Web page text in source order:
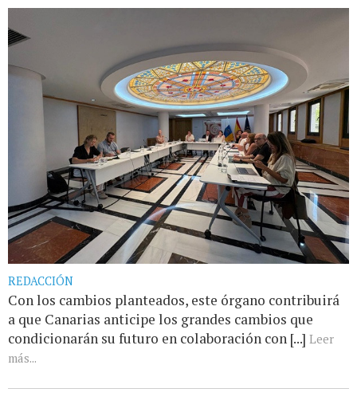
REDACCIÓN
Con los cambios planteados, este órgano contribuirá
a que Canarias anticipe los grandes cambios que
condicionarán su futuro en colaboración con [...] Leer
más...